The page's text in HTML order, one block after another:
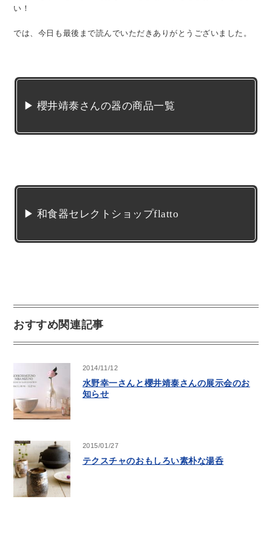
い！
では、今日も最後まで読んでいただきありがとうございました。
▶ 櫻井靖泰さんの器の商品一覧
▶ 和食器セレクトショップflatto
おすすめ関連記事
2014/11/12
水野幸一さんと櫻井靖泰さんの展示会のお
知らせ
2015/01/27
テクスチャのおもしろい素朴な湯呑